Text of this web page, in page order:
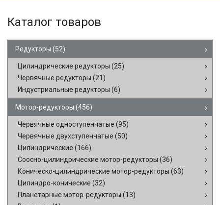
Каталог товаров
Редукторы (52)
Цилиндрические редукторы (25)
Червячные редукторы (21)
Индустриальные редукторы (6)
Мотор-редукторы (456)
Червячные одноступенчатые (95)
Червячные двухступенчатые (50)
Цилиндрические (166)
Соосно-цилиндрические мотор-редукторы (36)
Коническо-цилиндрические мотор-редукторы (63)
Цилиндро-конические (32)
Планетарные мотор-редукторы (13)